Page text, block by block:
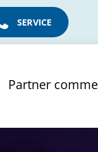
SERVICE
Partner